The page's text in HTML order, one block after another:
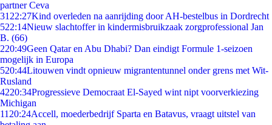
partner Ceva
31 22:27Kind overleden na aanrijding door AH-bestelbus in Dordrecht
522:14Nieuw slachtoffer in kindermisbruikzaak zorgprofessional Jan
B. (66)
220:49Geen Qatar en Abu Dhabi? Dan eindigt Formule 1-seizoen
mogelijk in Europa
520:44Litouwen vindt opnieuw migrantentunnel onder grens met Wit-
Rusland
4220:34Progressieve Democraat El-Sayed wint nipt voorverkiezing
Michigan
11 20:24Accell, moederbedrijf Sparta en Batavus, vraagt uitstel van